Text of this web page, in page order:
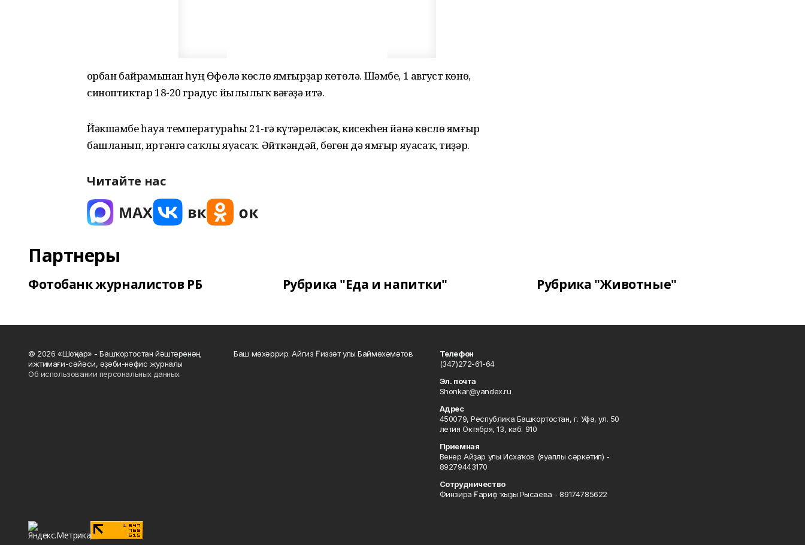
Ҡорбан байрамынан һуң Өфөлә көслө ямғырҙар көтөлә. Шәмбе, 1 август көнө,
синоптиктар 18-20 градус йылылыҡ вәғәҙә итә.
Йәкшәмбе һауа температураһы 21-гә күтәреләсәк, кисекһен йәнә көслө ямғыр
башланып, иртәнгә саҡлы яуасаҡ. Әйткәндәй, бөгөн дә ямғыр яуасаҡ, тиҙәр.
Читайте нас
Партнеры
Фотобанк журналистов РБ Рубрика "Еда и напитки" Рубрика "Животные"
© 2026 «Шоңҡар» - Башҡортостан йәштәренәң
ижтимағи-сәйәси, әҙәби-нәфис журналы
Об использовании персональных данных
Баш мөхәррир: Айгиз Ғиззәт улы Баймөхәмәтов
Телефон
(347)272-61-64
Эл. почта
Shonkar@yandex.ru
Адрес
450079, Республика Башкортостан, г. Уфа, ул. 50
летия Октября, 13, каб. 910
Приемная
Венер Айҙар улы Исхаҡов (яуаплы сәркәтип) -
89279443170
Сотрудничество
Финзира Ғариф ҡыҙы Рысаева - 89174785622